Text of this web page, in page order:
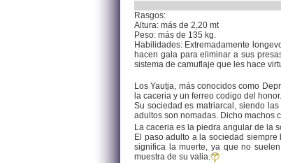
Rasgos:
Altura: más de 2,20 mt
Peso: más de 135 kg.
Habilidades: Extremadamente
hacen gala para eliminar a sus
sistema de camuflaje que les hace
Los Yautja, más conocidos como
la caceria y un ferreo codigo del honor.
Su sociedad es matriarcal, siendo
adultos son nomadas. Dicho machos
La caceria es la piedra angular de la
El paso adulto a la sociedad
significa la muerte, ya que no
muestra de su valia.